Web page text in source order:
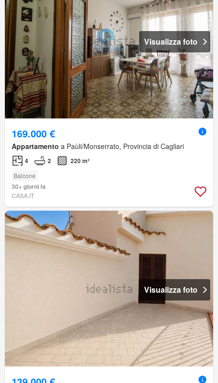
Visualizza foto
169.000 €
Appartamento a Paùli/Monserrato, Provincia di Cagliari
4 2 220 m²
Balcone
30+ giorni fa
CASA.IT
Visualizza foto